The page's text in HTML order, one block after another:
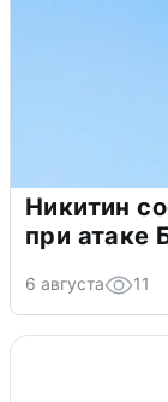
Никитин
при атаке
6 августа 11